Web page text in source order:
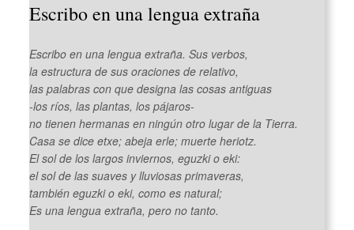
Escribo en una lengua extraña
Escribo en una lengua extraña. Sus verbos,
la estructura de sus oraciones de relativo,
las palabras con que designa las cosas antiguas
-los ríos, las plantas, los pájaros-
no tienen hermanas en ningún otro lugar de la Tierra.
Casa se dice etxe; abeja erle; muerte heriotz.
El sol de los largos inviernos, eguzkio eki:
el sol de las suaves y lluviosas primaveras,
también eguzkio eki, como es natural;
Es una lengua extraña, pero no tanto.